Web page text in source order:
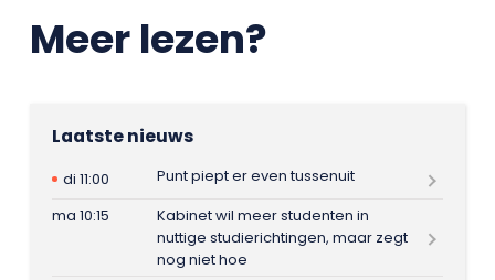
Meer lezen?
Laatste nieuws
di 11:00
Punt piept er even tussenuit
ma 10:15
Kabinet wil meer studenten in
nuttige studierichtingen, maar zegt
nog niet hoe